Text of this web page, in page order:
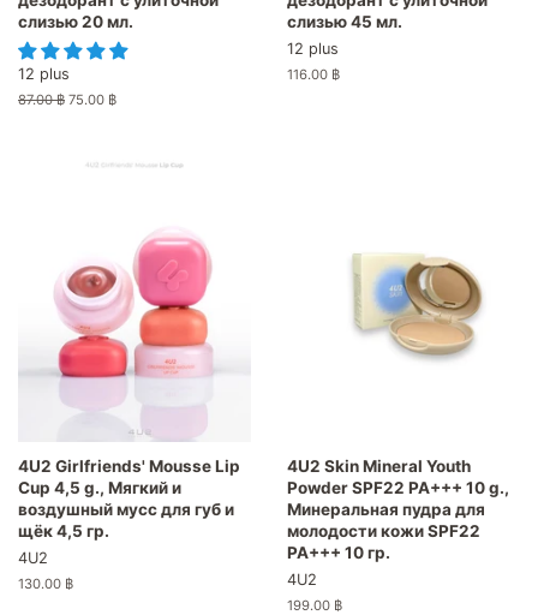
слизью 20 мл.
12 plus
Обычная
87.00 ฿ Цена
75.00 ฿
слизью 45 мл.
12 plus
Обычная
116.00 ฿
4U2 Girlfriends' Mousse Lip
Cup 4,5 g., Мягкий и
воздушный мусс для губ и
щёк 4,5 гр.
4U2
Обычная
130.00 ฿
4U2 Skin Mineral Youth
Powder SPF22 PA+++ 10 g.,
Минеральная пудра для
молодости кожи SPF22
PA+++ 10 гр.
4U2
Обычная
199.00 ฿